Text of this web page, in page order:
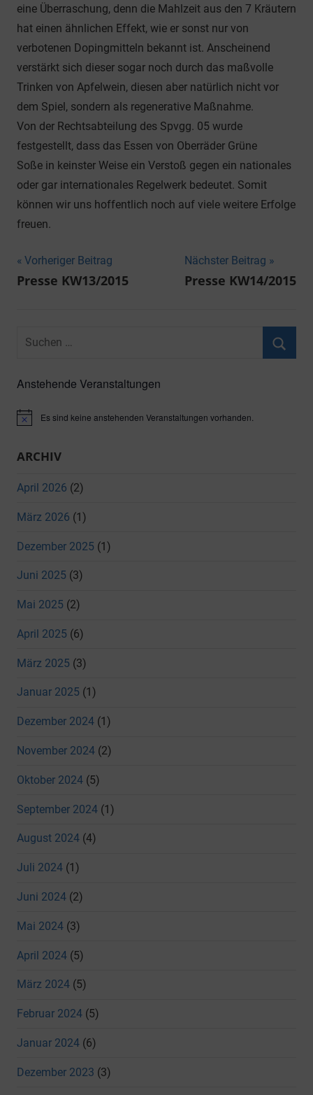
eine Überraschung, denn die Mahlzeit aus den 7 Kräutern
hat einen ähnlichen Effekt, wie er sonst nur von
verbotenen Dopingmitteln bekannt ist. Anscheinend
verstärkt sich dieser sogar noch durch das maßvolle
Trinken von Apfelwein, diesen aber natürlich nicht vor
dem Spiel, sondern als regenerative Maßnahme.
Von der Rechtsabteilung des Spvgg. 05 wurde
festgestellt, dass das Essen von Oberräder Grüne
Soße in keinster Weise ein Verstoß gegen ein nationales
oder gar internationales Regelwerk bedeutet. Somit
können wir uns hoffentlich noch auf viele weitere Erfolge
freuen.
Beitragsnavigation
Vorheriger Beitrag
Presse KW13/2015
Nächster Beitrag
Presse KW14/2015
Suchen
Anstehende Veranstaltungen
HinweisEs sind keine anstehenden Veranstaltungen vorhanden.
ARCHIV
April 2026 (2)
März 2026 (1)
Dezember 2025 (1)
Juni 2025 (3)
Mai 2025 (2)
April 2025 (6)
März 2025 (3)
Januar 2025 (1)
Dezember 2024 (1)
November 2024 (2)
Oktober 2024 (5)
September 2024 (1)
August 2024 (4)
Juli 2024 (1)
Juni 2024 (2)
Mai 2024 (3)
April 2024 (5)
März 2024 (5)
Februar 2024 (5)
Januar 2024 (6)
Dezember 2023 (3)